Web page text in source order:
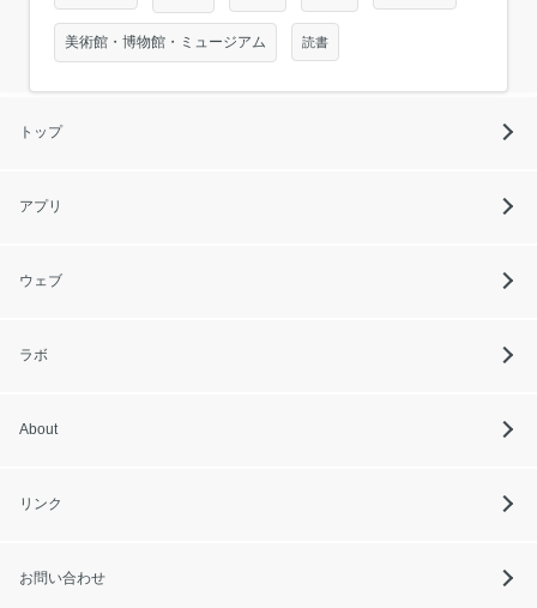
美術館・博物館・ミュージアム 読書
トップ
アプリ
ウェブ
ラボ
About
リンク
お問い合わせ